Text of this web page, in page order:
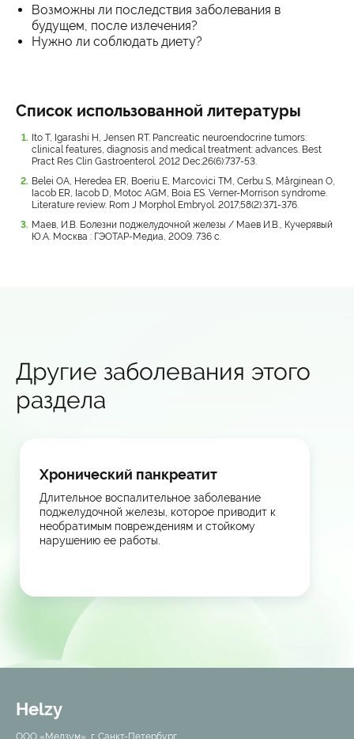
Возможны ли последствия заболевания в
будущем, после излечения?
Нужно ли соблюдать диету?
Список использованной литературы
Ito T, Igarashi H, Jensen RT. Pancreatic neuroendocrine tumors:
clinical features, diagnosis and medical treatment: advances. Best
Pract Res Clin Gastroenterol. 2012 Dec;26(6):737-53.
Belei OA, Heredea ER, Boeriu E, Marcovici TM, Cerbu S, Mărginean O,
Iacob ER, Iacob D, Motoc AGM, Boia ES. Verner-Morrison syndrome.
Literature review. Rom J Morphol Embryol. 2017;58(2):371-376.
Маев, И.В. Болезни поджелудочной железы / Маев И.В., Кучерявый
Ю.А. Москва : ГЭОТАР-Медиа, 2009. 736 с.
Другие заболевания этого
раздела
Хронический панкреатит
Длительное воспалительное заболевание
поджелудочной железы, которое приводит к
необратимым повреждениям и стойкому
нарушению ее работы.
Helzy